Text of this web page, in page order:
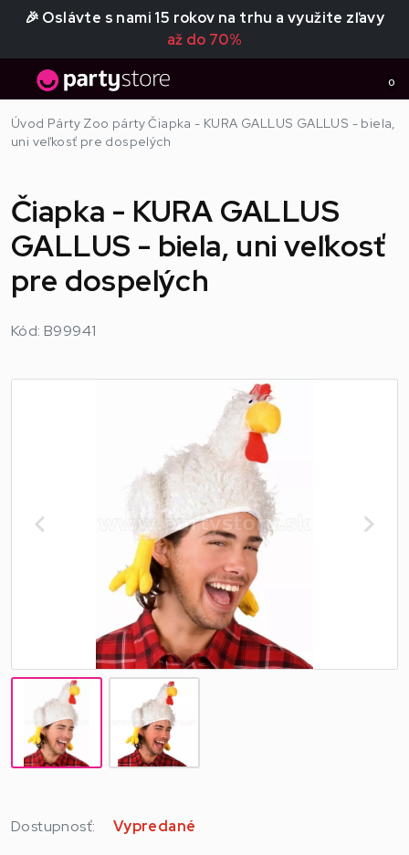
🎉 Oslávte s nami 15 rokov na trhu a využite zľavy
až do 70%
0
Úvod Párty Zoo pártyČiapka - KURA GALLUS GALLUS - biela,
uni veľkosť pre dospelých
Čiapka - KURA GALLUS
GALLUS - biela, uni veľkosť
pre dospelých
Kód: B99941
Dostupnosť: Vypredané